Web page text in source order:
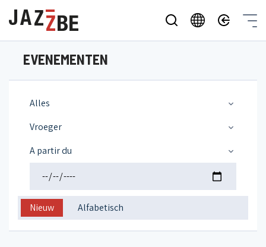
EVENEMENTEN
Alles
Vroeger
A partir du
Nieuw Alfabetisch